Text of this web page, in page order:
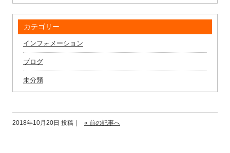
カテゴリー
インフォメーション
ブログ
未分類
2018年10月20日 投稿｜ « 前の記事へ